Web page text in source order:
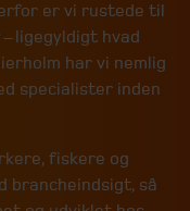
er vi rustede til
ligegyldigt hvad
har vi nemlig
specialister inden
fiskere og
brancheindsigt, så